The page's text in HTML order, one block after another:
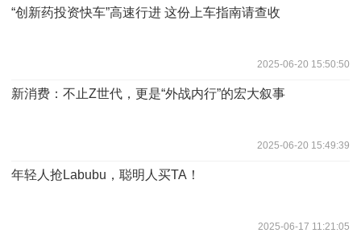
“创新药投资快车”高速行进 这份上车指南请查收
2025-06-20 15:50:50
新消费：不止Z世代，更是“外战内行”的宏大叙事
2025-06-20 15:49:39
年轻人抢Labubu，聪明人买TA！
2025-06-17 11:21:05